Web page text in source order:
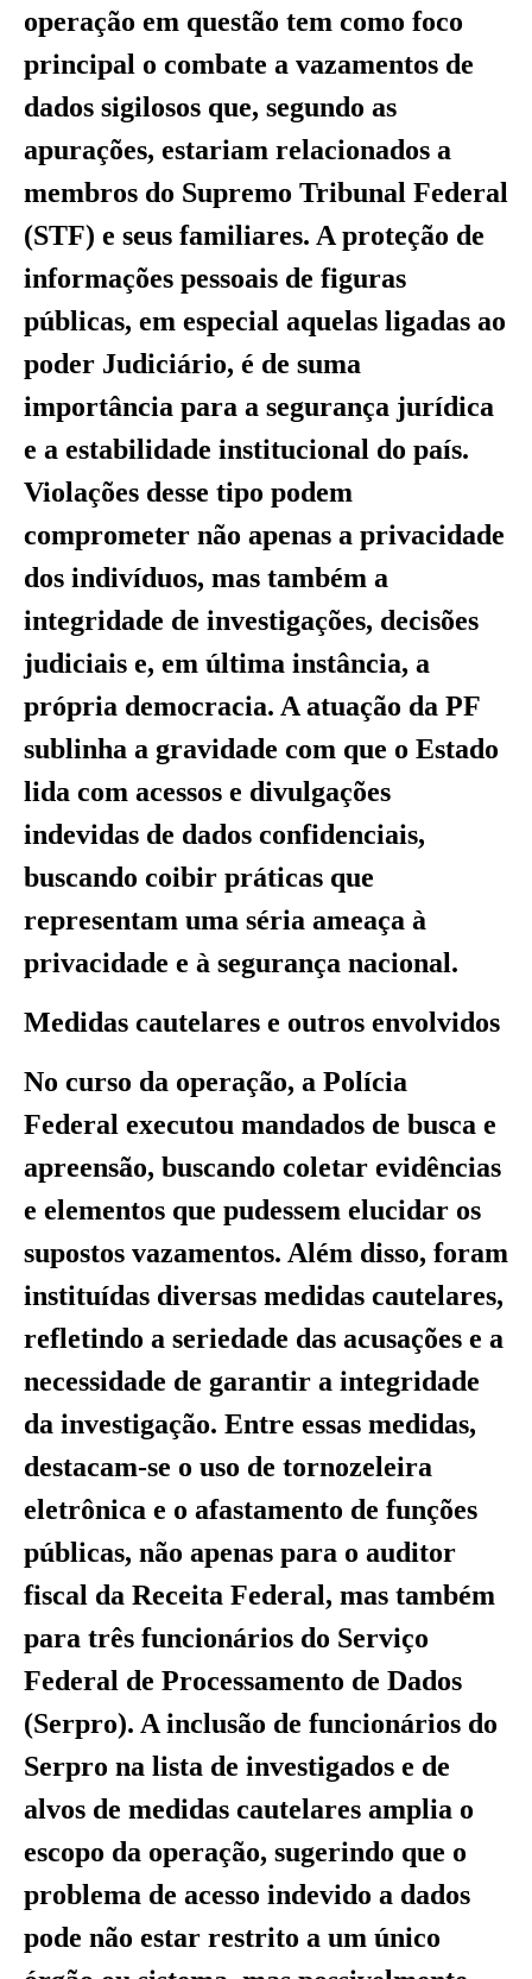
operação em questão tem como foco
principal o combate a vazamentos de
dados sigilosos que, segundo as
apurações, estariam relacionados a
membros do Supremo Tribunal Federal
(STF) e seus familiares. A proteção de
informações pessoais de figuras
públicas, em especial aquelas ligadas ao
poder Judiciário, é de suma
importância para a segurança jurídica
e a estabilidade institucional do país.
Violações desse tipo podem
comprometer não apenas a privacidade
dos indivíduos, mas também a
integridade de investigações, decisões
judiciais e, em última instância, a
própria democracia. A atuação da PF
sublinha a gravidade com que o Estado
lida com acessos e divulgações
indevidas de dados confidenciais,
buscando coibir práticas que
representam uma séria ameaça à
privacidade e à segurança nacional.
Medidas cautelares e outros envolvidos
No curso da operação, a Polícia
Federal executou mandados de busca e
apreensão, buscando coletar evidências
e elementos que pudessem elucidar os
supostos vazamentos. Além disso, foram
instituídas diversas medidas cautelares,
refletindo a seriedade das acusações e a
necessidade de garantir a integridade
da investigação. Entre essas medidas,
destacam-se o uso de tornozeleira
eletrônica e o afastamento de funções
públicas, não apenas para o auditor
fiscal da Receita Federal, mas também
para três funcionários do Serviço
Federal de Processamento de Dados
(Serpro). A inclusão de funcionários do
Serpro na lista de investigados e de
alvos de medidas cautelares amplia o
escopo da operação, sugerindo que o
problema de acesso indevido a dados
pode não estar restrito a um único